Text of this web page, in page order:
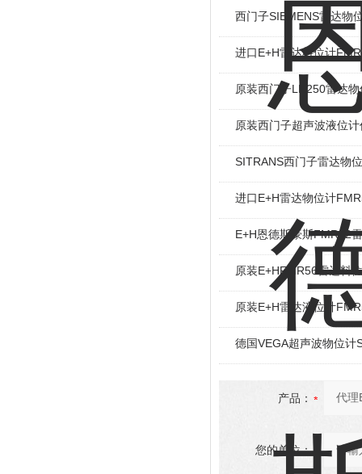
西门子SIEMENS雷达物
进口E+H雷达料位计
原装西门子LR250雷达
原装西门子超声波液位
SITRANS西门子雷达物
进口E+H雷达物位计
E+H恩德斯豪斯FMR52
原装E+HFMR56雷达料
原装E+H雷达液位计
德国VEGA超声波物位计
产品：
您的单位：